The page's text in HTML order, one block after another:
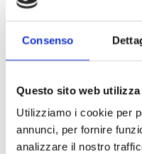
Consenso
Questo sito web
Utilizziamo i cookie per
annunci, per fornire
analizzare il nostro
Pomodoro Rosso
prestigioso premio
Un premio che celebra
che per più anni si sono
consistenza e presentazione